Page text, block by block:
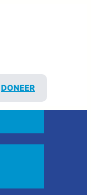
DONEER